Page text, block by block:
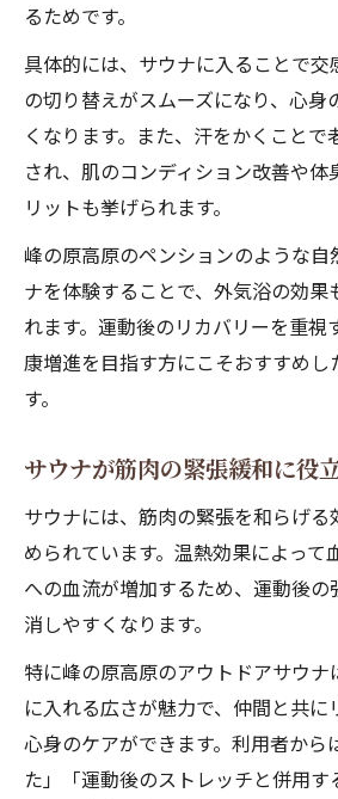
るためです。
具体的には、サウナに入ることで
の切り替えがスムーズになり、心身
くなります。また、汗をかくことで
され、肌のコンディション改善や体
リットも挙げられます。
峰の原高原のペンションのような自
ナを体験することで、外気浴の効果
れます。運動後のリカバリーを重視
康増進を目指す方にこそおすすめし
す。
サウナが筋肉の緊張緩和に役
サウナには、筋肉の緊張を和らげ
められています。温熱効果によって
への血流が増加するため、運動後
消しやすくなります。
特に峰の原高原のアウトドアサウ
に入れる広さが魅力で、仲間と共に
心身のケアができます。利用者から
た」「運動後のストレッチと併用す